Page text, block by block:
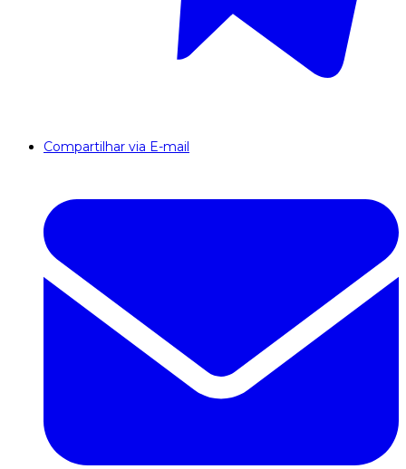
Compartilhar via E-mail